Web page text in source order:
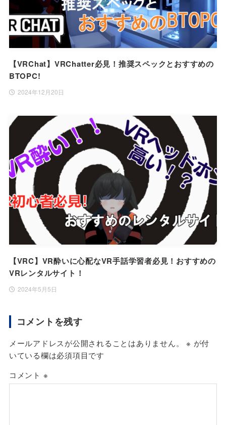
【VRChat】VRChatter必見！推奨スペックとおすすめの
BTOPC!
2024年12月20日
【VRC】VR酔いに心配なVR手話学習者必見！おすすめの
VRレンタルサイト！
2024年5月5日
コメントを残す
メールアドレスが公開されることはありません。 ※ が付
いている欄は必須項目です
コメント ※